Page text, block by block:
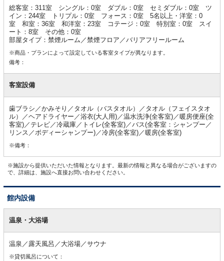
総客室：311室 シングル：0室 ダブル：0室 セミダブル：0室 ツ
イン：244室 トリプル：0室 フォース：0室 5名以上・洋室：0
室 和室：36室 和洋室：23室 コテージ：0室 特別室：0室 スイ
ート：8室 その他：0室
部屋タイプ：禁煙ルーム／禁煙フロア／バリアフリールーム
※商品・プランによって設定している客室タイプが異なります。
備考：
客室設備
歯ブラシ／かみそり／タオル（バスタオル）／タオル（フェイスタオ
ル）／ヘアドライヤー／浴衣(大人用)／温水洗浄(全客室)／暖房便座(全
客室)／テレビ／冷蔵庫／トイレ(全客室)／バス(全客室：シャンプー／
リンス／ボディーシャンプー)／冷房(全客室)／暖房(全客室)
※備考：
※施設から提供いただいた情報となります。最新の情報と異なる場合がございますの
で、詳細は、施設へ直接お問い合わせください。
館内設備
内温泉・大浴場
温泉／露天風呂／大浴場／サウナ
※貸切風呂について：